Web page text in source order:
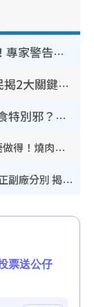
行李清潔｜車轆污糟過馬桶58倍！專家警告忌用酒精抹 教1招免污手除菌
裝修拆鐵閘隨時變賊人目標？網民揭2大關鍵用途：裝新式等於白裝？附新舊鐵閘分別
鬼門開2026｜農曆七月撞正日全食特別邪？專家警告切忌做一事！揭4大禁忌+2招保平安
鬼門開2026｜8.13鬼節禁忌 22件事唔做得！燒肉、刺身要少食？半夜勿吹口哨/打呢個電話
網傳公院改用內地/副廠藥？醫生拆解正副廠分別 揭4類人換藥隨時出事